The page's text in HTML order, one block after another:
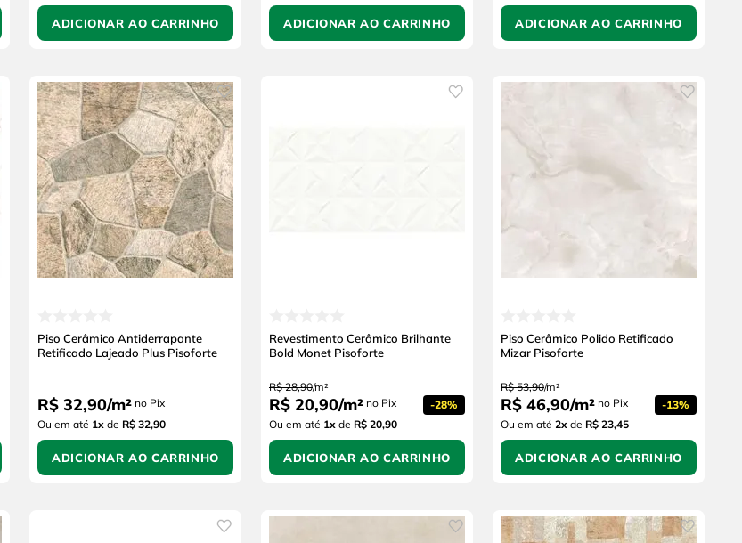
ADICIONAR AO CARRINHO ADICIONAR AO CARRINHO ADICIONAR AO CARRINHO
Piso Cerâmico Antiderrapante
Retificado Lajeado Plus Pisoforte
R$ 32,90/m² no Pix
Ou em até 1x de R$ 32,90
ADICIONAR AO CARRINHO
Revestimento Cerâmico Brilhante
Bold Monet Pisoforte
R$ 28,90/m²
R$ 20,90/m² no Pix -28%
Ou em até 1x de R$ 20,90
ADICIONAR AO CARRINHO
Piso Cerâmico Polido Retificado
Mizar Pisoforte
R$ 53,90/m²
R$ 46,90/m² no Pix -13%
Ou em até 2x de R$ 23,45
ADICIONAR AO CARRINHO